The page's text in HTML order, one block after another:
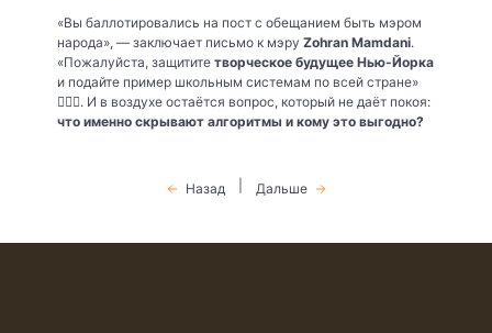
«Вы баллотировались на пост с обещанием быть мэром
народа», — заключает письмо к мэру Zohran Mamdani.
«Пожалуйста, защитите творческое будущее Нью-Йорка
и подайте пример школьным системам по всей стране»
🕵️‍♀️✨. И в воздухе остаётся вопрос, который не даёт покоя:
что именно скрывают алгоритмы и кому это выгодно?
Назад Дальше